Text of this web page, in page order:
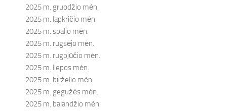
2025 m. gruodžio mėn.
2025 m. lapkričio mėn.
2025 m. spalio mėn.
2025 m. rugsėjo mėn.
2025 m. rugpjūčio mėn.
2025 m. liepos mėn.
2025 m. birželio mėn.
2025 m. gegužės mėn.
2025 m. balandžio mėn.